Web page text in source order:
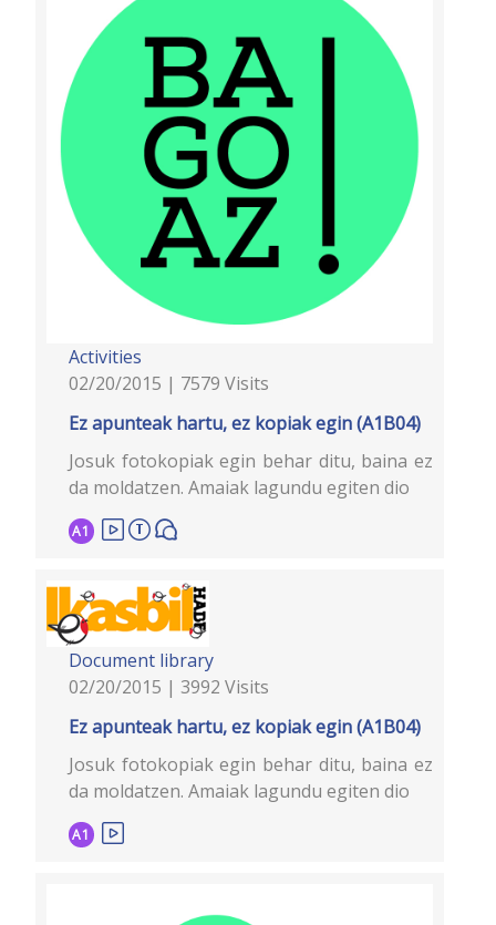
Activities
02/20/2015 | 7579 Visits
Ez apunteak hartu, ez kopiak egin (A1B04)
Josuk fotokopiak egin behar ditu, baina ez
da moldatzen. Amaiak lagundu egiten dio
A1
Document library
02/20/2015 | 3992 Visits
Ez apunteak hartu, ez kopiak egin (A1B04)
Josuk fotokopiak egin behar ditu, baina ez
da moldatzen. Amaiak lagundu egiten dio
A1